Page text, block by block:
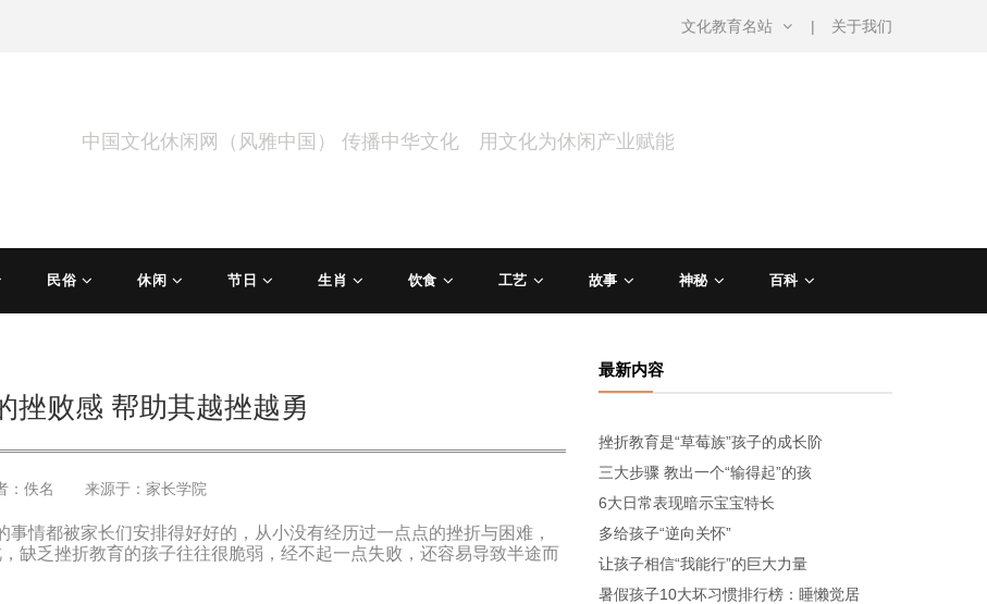
文化教育名站 关于我们
中国文化休闲网（风雅中国） 传播中华文化 用文化为休闲产业赋能
民俗 休闲 节日 生肖 饮食 工艺 故事 神秘 百科
挫败感 帮助其越挫越勇
：佚名 来源于： 家长学院
情都被家长们安排得好好的，从小没有经历过一点点的挫折与困难，
缺乏挫折教育的孩子往往很脆弱，经不起一点失败，还容易导致半途而
最新内容
挫折教育是“草莓族”孩子的成长阶
三大步骤 教出一个“输得起”的孩
6大日常表现暗示宝宝特长
多给孩子“逆向关怀”
让孩子相信“我能行”的巨大力量
暑假孩子10大坏习惯排行榜：睡懒觉居